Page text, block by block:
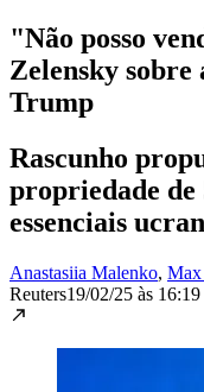
"Não posso
Zelensky sobre
Trump
Rascunho
propriedade de
essenciais
Anastasiia Malenko,
Reuters19/02/25 às 16:19